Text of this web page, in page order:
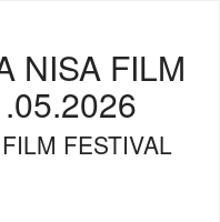
NISA FILM
FESTIVAL